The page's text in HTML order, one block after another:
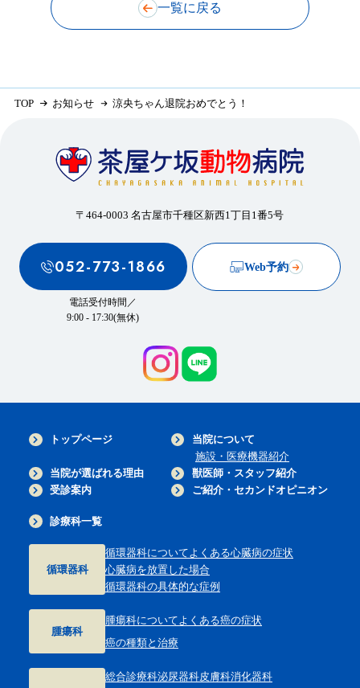
一覧に戻る
TOP お知らせ 涼央ちゃん退院おめでとう！
〒464-0003 名古屋市千種区新西1丁目1番5号
052-773-1866
電話受付時間／
9:00 - 17:30(無休)
Web予約
トップページ
当院について
施設・医療機器紹介
当院が選ばれる理由
獣医師・スタッフ紹介
受診案内
ご紹介・セカンドオピニオン
診療科一覧
循環器科
循環器科についてよくある心臓病の症状
心臓病を放置した場合
循環器科の具体的な症例
腫瘍科
腫瘍科についてよくある癌の症状
癌の種類と治療
総合診療科泌尿器科皮膚科消化器科